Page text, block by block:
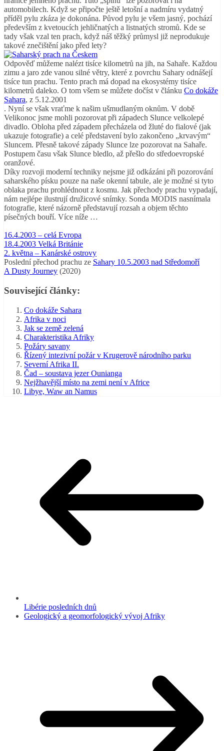
automobilech. Když se připočte ještě letošní a nadmíru vydatný
příděl pylu zkáza je dokonána. Původ pylu je všem jasný, pochází
především z kvetoucích jehličnatých a listnatých stromů. Kde se
tady však vzal ten prach, když náš těžký průmysl již neprodukuje
takové znečištění jako před lety?
Odpověď můžeme nalézt tisíce kilometrů na jih, na Sahaře. Každou
zimu a jaro zde vanou silné větry, které z povrchu Sahary odnášejí
tisíce tun prachu. Tento prach má dopad na ekosystémy tisíce
kilometrů daleko. O tom všem se můžete dočíst v článku Co dokáže
Sahara, z 5.12.2001
. Nyní se však vraťme k našim ušmudlaným oknům. V době
Velikonoc jsme mohli pozorovat při západech Slunce velkolepé
divadlo. Obloha před západem přecházela od žluté do fialové (jak
ukazuje fotografie) a celé představení bylo zakončeno „krvavým“
Sluncem. Přesně takové západy Slunce lze pozorovat na Sahaře.
Postupem času však Slunce bledlo, až přešlo do středoevropské
oranžové.
Díky rozvoji moderní techniky nejsme již odkázáni při pozorování
saharského písku pouze na naše okenní tabule, ale je možné si tyto
oblaka prachu prohlédnout z kosmu. Jak přechody prachu vypadají,
nám nejlépe ilustrují družicové snímky. Sonda MODIS nasnímala
fotografie, které názorně představují rozsah a objem těchto
písečných bouří. Více níže …
16.4.2003 – celá Evropa
18.4.2003 Velká Británie
2. května – Kanárské ostrovy
Poslední přechod prachu ze Sahary 10.5.2003 nad Středomoří
A Dusty Journey (2020)
Související články:
Co dokáže Sahara
Afrika v noci
Jak se země zelená
Charakteristika Afriky
Požáry savany
Řízený intezivní požár v Krugerově národního parku
Severní Afrika II.
Čad – soustava jezer Ounianga
Nejžhavější místo na zemi není v Africe
Libye, Waw an Namus
Libérie posledních dnů
Geologický a geomorfologický vývoj Afriky